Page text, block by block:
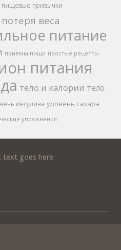
пищевые привычки
потеря веса
питание
приемы пищи простые рецепты
питания
тело и калории тело
инсулина уровень сахара
упражнения
goes here